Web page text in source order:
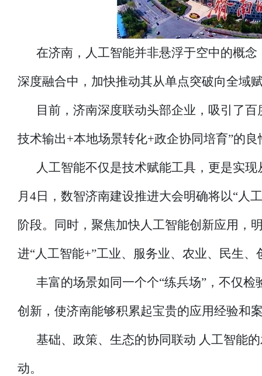
在济南，人工智能并非悬浮于空中的概
深度融合中，加快推动其从单点突破向全域
目前，济南深度联动头部企业，吸引了
技术输出+本地场景转化+政企协同培育”的良
人工智能不仅是技术赋能工具，更是实
月4日，数智济南建设推进大会明确将以“人
阶段。同时，聚焦加快人工智能创新应用，
进“人工智能+”工业、服务业、农业、民生
丰富的场景如同一个个“练兵场”，不仅
创新，使济南能够积累起宝贵的应用经验和
基础、政策、生态的协同联动 人工智能
动。